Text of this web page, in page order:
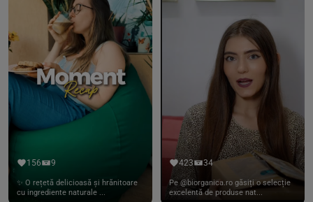
156 9
✨ O rețetă delicioasă și hrănitoare
cu ingrediente naturale ...
423 34
Pe @biorganica.ro găsiți o selecție
excelentă de produse nat...